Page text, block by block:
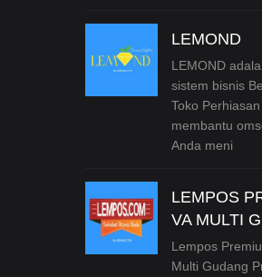
LEMOND
LEMOND
sistem bisnis
Toko
membantu
Anda meni
LEMPOS
VA MULTI
Lempos
Multi Gudang